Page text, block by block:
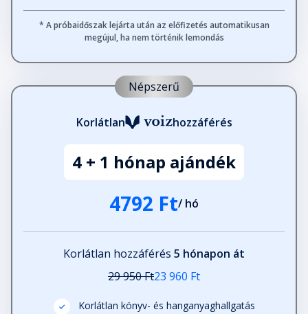
* A próbaidőszak lejárta után az előfizetés automatikusan
megújul, ha nem történik lemondás
Népszerű
Korlátlan hozzáférés
4 + 1 hónap ajándék
4792 Ft/ hó
Korlátlan hozzáférés 5 hónapon át
29 950 Ft23 960 Ft
Korlátlan könyv- és hanganyaghallgatás